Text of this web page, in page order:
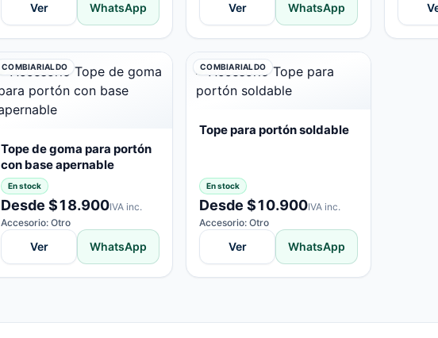
Ver WhatsApp Ver WhatsApp
COMBIARIALDO
Tope de goma para portón
con base apernable
En stock
Desde $18.900IVA inc.
Accesorio: Otro
Ver WhatsApp
COMBIARIALDO
Tope para portón soldable
En stock
Desde $10.900IVA inc.
Accesorio: Otro
Ver WhatsApp